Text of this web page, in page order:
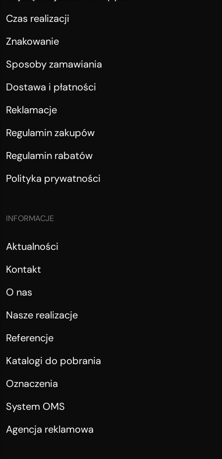
Czas realizacji
Znakowanie
Sposoby zamawiania
Dostawa i płatności
Reklamacje
Regulamin zakupów
Regulamin rabatów
Polityka prywatności
INFORMACJE
Aktualności
Kontakt
O nas
Nasze realizacje
Referencje
Katalogi do pobrania
Oznaczenia
System OMS
Agencja reklamowa